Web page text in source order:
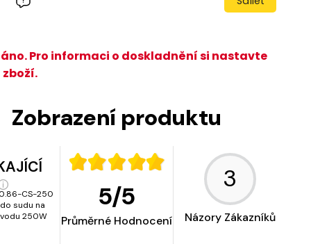
Pro informaci o doskladnění si nastavte
Zobrazení produktu
CS-250
sudu na
250W
5/5
Průměrné Hodnocení
3
Názory Zákazníků